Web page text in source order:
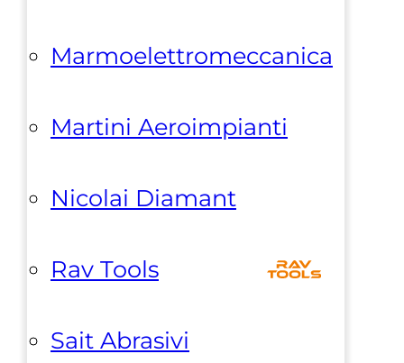
Marmoelettromeccanica
Martini Aeroimpianti
Nicolai Diamant
Rav Tools
Sait Abrasivi